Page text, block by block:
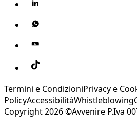
Termini e CondizioniPrivacy e
PolicyAccessibilitàWhistleblowing
Copyright 2026 ©Avvenire P.Iva